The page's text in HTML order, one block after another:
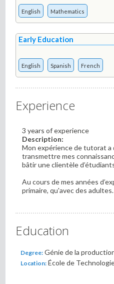
English Mathematics
Early Education
English Spanish French
Experience
3 years of experience
Description:
Mon expérience de tutorat a
transmettre mes
bâtir une clientèle
Au cours de mes années
primaire, qu'avec des adultes.
Education
Degree: Génie de la
Location: École de